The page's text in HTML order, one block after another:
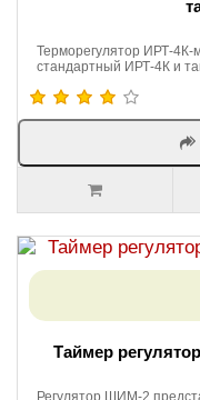
Терморегулятор ИРТ-4К-
стандартный ИРТ-4К и
Таймер